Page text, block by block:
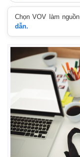
Chọn VOV làm
dẫn.